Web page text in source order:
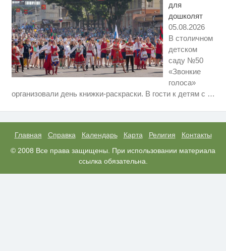
для
дошколят
05.08.2026
В столичном
детском
саду №50
«Звонкие
голоса»
организовали день книжки-раскраски. В гости к детям с …
Главная Справка Календарь Карта Религия
Контакты
© 2008 Все права защищены. При использовании материала
ссылка обязательна.
Крыма: Что люди вытворяют,
i
Ролик длится пару секунд, но
вы будете в шоке от увиденного